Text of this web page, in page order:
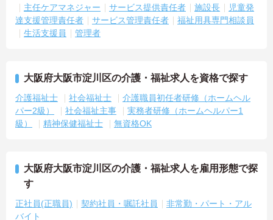
主任ケアマネジャー
サービス提供責任者 施設長
児童発
達支援管理責任者
サービス管理責任者
福祉用具専門相談員
生活支援員
管理者
大阪府大阪市淀川区の介護・福祉求人を資格で探す
介護福祉士 社会福祉士
介護職員初任者研修（ホームヘル
パー2級）
社会福祉主事
実務者研修（ホームヘルパー1
級）
精神保健福祉士 無資格OK
大阪府大阪市淀川区の介護・福祉求人を雇用形態で探
す
正社員(正職員) 契約社員・嘱託社員
非常勤・パート・アル
バイト